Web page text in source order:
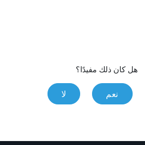
هل كان ذلك مفيدًا؟
نعم لا